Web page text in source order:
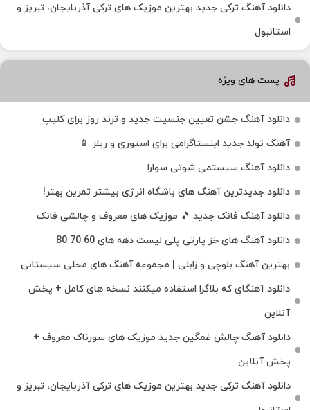
دانلود آهنگ ترکی جدید بهترین موزیک‌ های ترکی آذربایجان، تبریز و
استانبول
پست های ویژه
دانلود آهنگ جشن تعیین جنسیت جدید و ترند روز برای کلیپ
آهنگ تولد جدید اینستاگرامی برای استوری و ریلز 📱
دانلود آهنگ سیستمی شوتی سوارا
دانلود جدیدترین آهنگ‌ های باشگاه انرژی بیشتر تمرین بهتر!
دانلود آهنگ فانک جدید 🎵 موزیک‌ های معروف و چالشی فانک
دانلود آهنگ های خز پارتی پلی لیست دهه های 60 70 80
بهترین آهنگ بلوچی و زابلی | مجموعه آهنگ‌ های محلی سیستانی
دانلود آهنگای که بلاگرا استفاده میکنند نسخه های کامل + پخش
آنلاین
دانلود آهنگ چالش غمگین جدید موزیک های سوزناک معروف +
پخش آنلاین
دانلود آهنگ ترکی جدید بهترین موزیک‌ های ترکی آذربایجان، تبریز و